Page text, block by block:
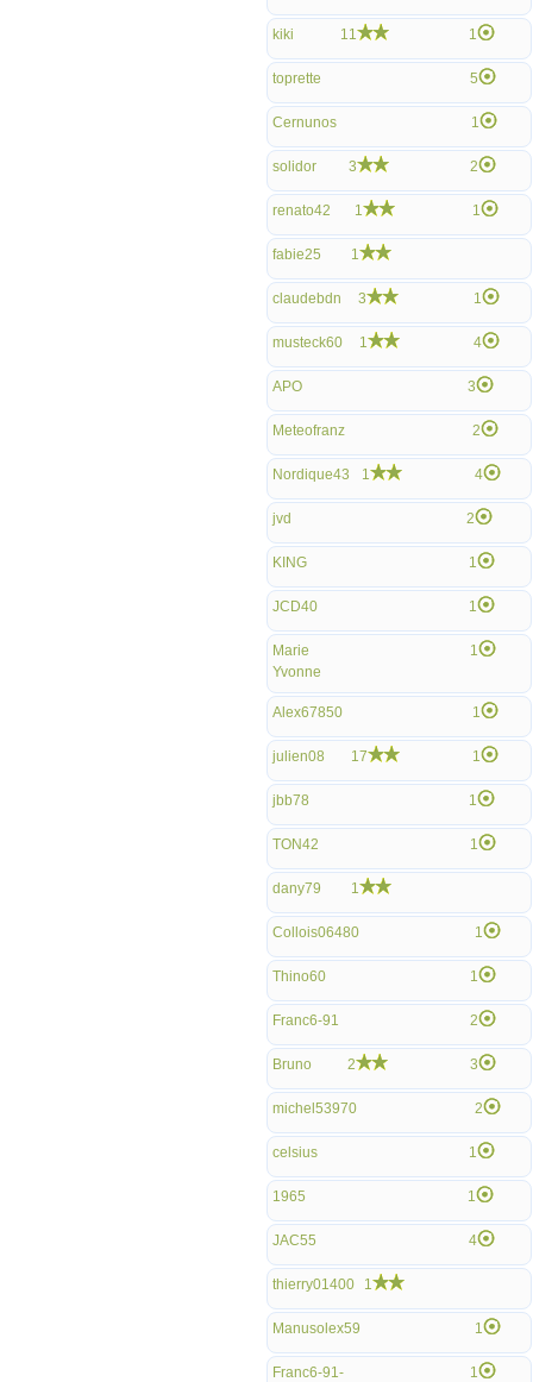
kiki 11 1
toprette 5
Cernunos 1
solidor 3 2
renato42 1 1
fabie25 1
claudebdn 3 1
musteck60 1 4
APO 3
Meteofranz 2
Nordique43 1 4
jvd 2
KING 1
JCD40 1
Marie
Yvonne
1
Alex67850 1
julien08 17 1
jbb78 1
TON42 1
dany79 1
Collois06480 1
Thino60 1
Franc6-91 2
Bruno 2 3
michel53970 2
celsius 1
1965 1
JAC55 4
thierry01400 1
Manusolex59 1
Franc6-91- 1